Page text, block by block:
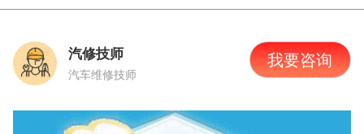
汽修技师
汽车维修技师
我要咨询